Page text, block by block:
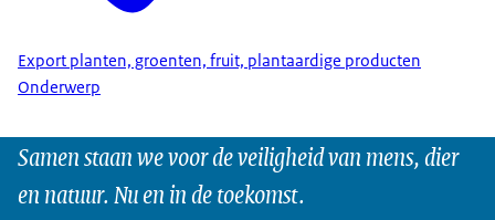
Export planten, groenten, fruit, plantaardige producten
Onderwerp
Samen staan we voor de veiligheid van mens, dier
en natuur. Nu en in de toekomst.